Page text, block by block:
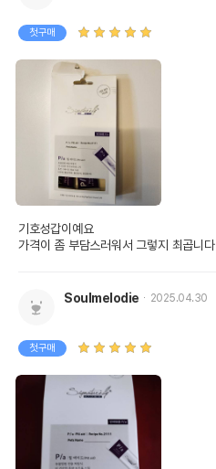
첫구매
기호성갑이예요
가격이 좀 부담스러워서 그렇지 최곱니다
Soulmelodie 2025.04.30
첫구매